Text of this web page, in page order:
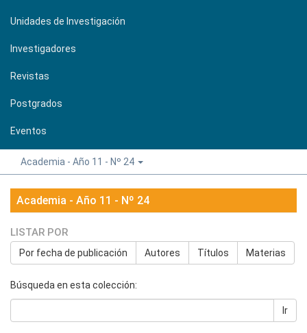
Unidades de Investigación
Investigadores
Revistas
Postgrados
Eventos
Academia - Año 11 - Nº 24
Academia - Año 11 - Nº 24
LISTAR POR
Por fecha de publicación Autores Títulos Materias
Búsqueda en esta colección:
Ir